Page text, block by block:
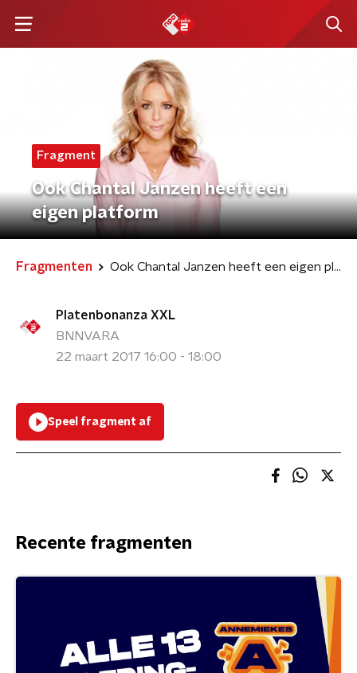
Fragment
Ook Chantal Janzen heeft een
eigen platform
Fragmenten Ook Chantal Janzen heeft een eigen platform
Platenbonanza XXL
BNNVARA
22 maart 2017 16:00 - 18:00
Speel fragment af
Recente fragmenten